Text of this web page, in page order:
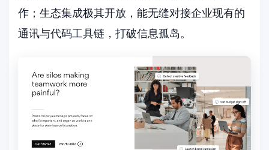
作；生态集成极其开放，能无缝对接企业现有的
通讯与代码工具链，打破信息孤岛。